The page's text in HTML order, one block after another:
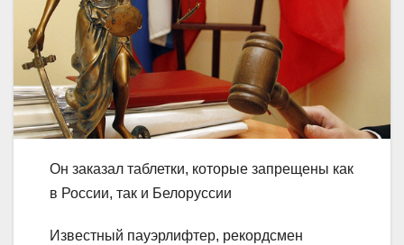
Он заказал таблетки, которые запрещены как
в России, так и Белоруссии
Известный пауэрлифтер, рекордсмен